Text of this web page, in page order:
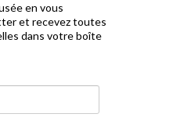
en vous
et recevez toutes
dans votre boîte